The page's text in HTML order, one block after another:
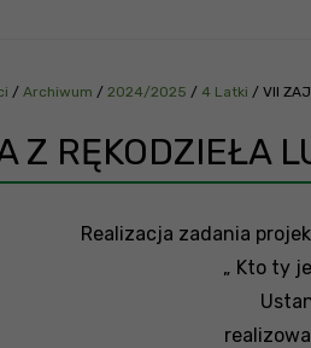
/ Archiwum / 2024/2025 / 4 Latki / VII
Z RĘKODZIEŁA
Realizacja zadania
„ Kto ty